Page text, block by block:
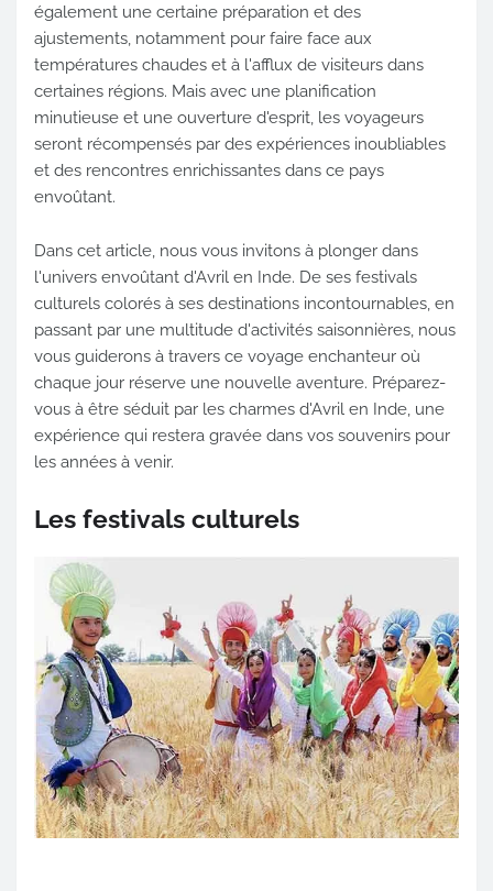
également une certaine préparation et des
ajustements, notamment pour faire face aux
températures chaudes et à l'afflux de visiteurs dans
certaines régions. Mais avec une planification
minutieuse et une ouverture d'esprit, les voyageurs
seront récompensés par des expériences inoubliables
et des rencontres enrichissantes dans ce pays
envoûtant.
Dans cet article, nous vous invitons à plonger dans
l'univers envoûtant d'Avril en Inde. De ses festivals
culturels colorés à ses destinations incontournables, en
passant par une multitude d'activités saisonnières, nous
vous guiderons à travers ce voyage enchanteur où
chaque jour réserve une nouvelle aventure. Préparez-
vous à être séduit par les charmes d'Avril en Inde, une
expérience qui restera gravée dans vos souvenirs pour
les années à venir.
Les festivals culturels